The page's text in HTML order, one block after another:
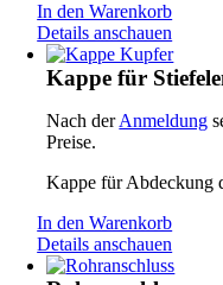
In den Warenkorb
Details anschauen
Kappe für
Nach derAnmeldung
Preise.
Kappe für Abdeckung
In den Warenkorb
Details anschauen